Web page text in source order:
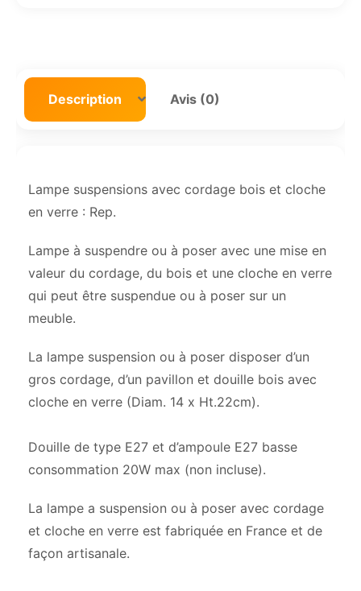
Description Avis (0)
Lampe suspensions avec cordage bois et cloche
en verre : Rep.
Lampe à suspendre ou à poser avec une mise en
valeur du cordage, du bois et une cloche en verre
qui peut être suspendue ou à poser sur un
meuble.
La lampe suspension ou à poser disposer d’un
gros cordage, d’un pavillon et douille bois avec
cloche en verre (Diam. 14 x Ht.22cm).
Douille de type E27 et d’ampoule E27 basse
consommation 20W max (non incluse).
La lampe a suspension ou à poser avec cordage
et cloche en verre est fabriquée en France et de
façon artisanale.